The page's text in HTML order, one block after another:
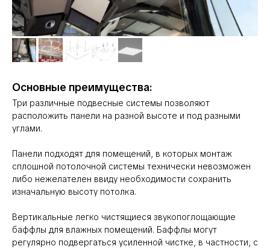
Основные преимущества:
Три различные подвесные системы позволяют
расположить панели на разной высоте и под разными
углами.
Панели подходят для помещений, в которых монтаж
сплошной потолочной системы технически невозможен
либо нежелателен ввиду необходимости сохранить
изначальную высоту потолка.
Вертикальные легко чистящиеся звукопоглощающие
баффлы для влажных помещений. Баффлы могут
регулярно подвергаться усиленной чистке, в частности, с